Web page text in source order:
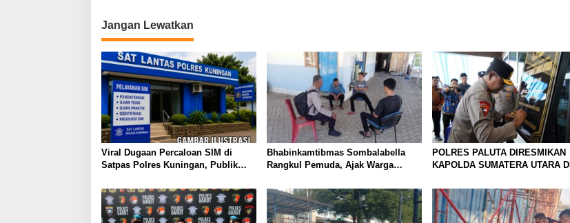
Jangan Lewatkan
Viral Dugaan Percaloan SIM di
Satpas Polres Kuningan, Publik
Penguatan Pengawasan
Bhabinkamtibmas Sombalabella
Rangkul Pemuda, Ajak Warga
Semarakkan HUT Ke-81 RI
POLRES PALUTA DIRESMIKAN
KAPOLDA SUMATERA UTARA DI